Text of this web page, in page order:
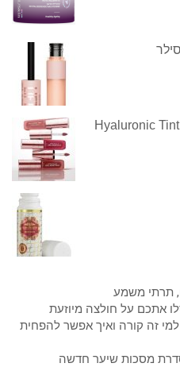
תרתי משמע
זה קורה ואיך אפשר להפחית
מסכות שיער חדשה